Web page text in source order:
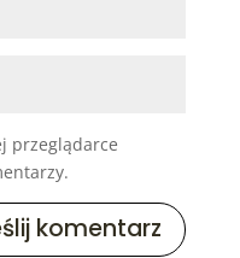
przeglądarce